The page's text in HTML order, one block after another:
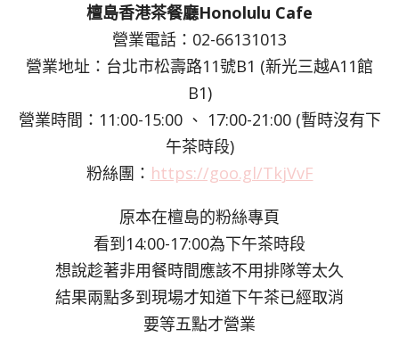
檀島香港茶餐廳Honolulu Cafe
營業電話：02-66131013
營業地址：台北市松壽路11號B1 (新光三越A11館
B1)
營業時間：11:00-15:00 、 17:00-21:00 (暫時沒有下
午茶時段)
粉絲團： https://goo.gl/TkjVvF
原本在檀島的粉絲專頁
看到14:00-17:00為下午茶時段
想說趁著非用餐時間應該不用排隊等太久
結果兩點多到現場才知道下午茶已經取消
要等五點才營業